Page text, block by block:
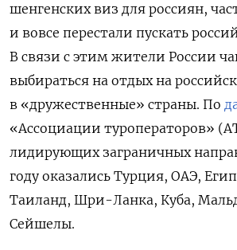
шенгенских виз для россиян,
и вовсе перестали пускать
В связи с этим жители России
выбираться на отдых на
в «дружественные» страны. По
«Ассоциации туроператоров»
лидирующих заграничных
году оказались Турция, ОАЭ,
Таиланд, Шри-Ланка, Куба,
Сейшелы.